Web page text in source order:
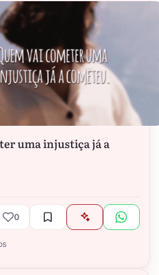
uma injustiça já a
0